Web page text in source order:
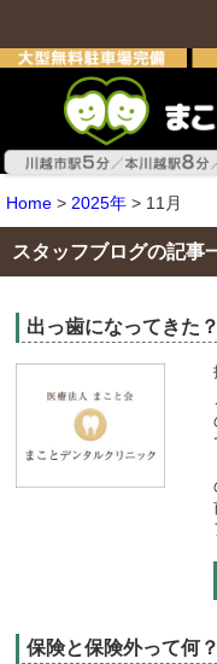
Home > 2025年 > 11月
スタッフブログの記事
出っ歯になってきた
保険と保険外って何？